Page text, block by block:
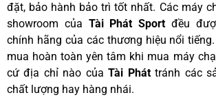
đặt, bảo hành bảo trì tốt nhất. Các máy
showroom của Tài Phát Sport đều
chính hãng của các thương hiệu nổi
mua hoàn toàn yên tâm khi mua máy
cứ địa chỉ nào củaTài Pháttránh các
chất lượng hay hàng nhái.